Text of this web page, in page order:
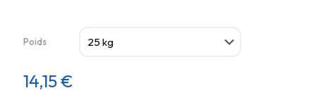
Poids
14,15€